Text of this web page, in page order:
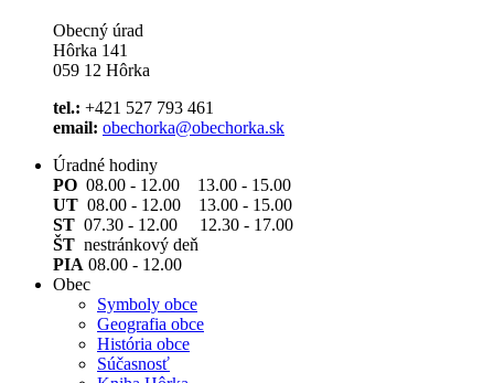
Obecný úrad
Hôrka 141
059 12 Hôrka
tel.: +421 527 793 461
email: obechorka@obechorka.sk
Úradné hodiny
PO 08.00 - 12.00 13.00 - 15.00
UT 08.00 - 12.00 13.00 - 15.00
ST 07.30 - 12.00 12.30 - 17.00
ŠT nestránkový deň
PIA 08.00 - 12.00
Obec
Symboly obce
Geografia obce
História obce
Súčasnosť